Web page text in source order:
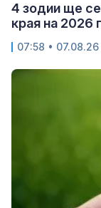
4 зодии ще
края на 2026
07:58 • 07.08.26